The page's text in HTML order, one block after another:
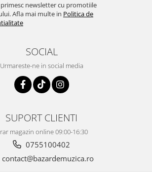
primesc newsletter cu promotiile
Afla mai multe in Politica de
SOCIAL
Urmareste-ne in social media
SUPORT CLIENTI
magazin online 09:00-16:30
0755100402
contact@bazardemuzica.ro